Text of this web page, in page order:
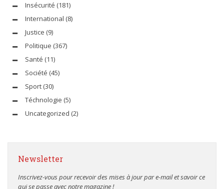
Insécurité (181)
International (8)
Justice (9)
Politique (367)
Santé (11)
Société (45)
Sport (30)
Téchnologie (5)
Uncategorized (2)
Newsletter
Inscrivez-vous pour recevoir des mises à jour par e-mail et savoir ce
qui se passe avec notre magazine !